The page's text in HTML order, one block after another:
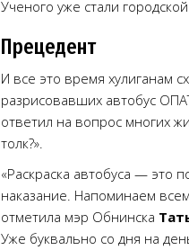
Ученого уже стали
Прецедент
И все это время хулиганам
разрисовавших автобус
ответил на вопрос многих
толк?».
«Раскраска автобуса — это
наказание. Напоминаем
отметила мэр Обнинска
Уже буквально со дня на